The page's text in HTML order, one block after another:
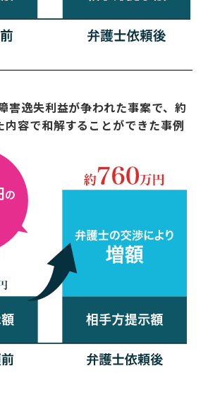
害逸失利益が争われた事案で、約
内容で和解することができた事例